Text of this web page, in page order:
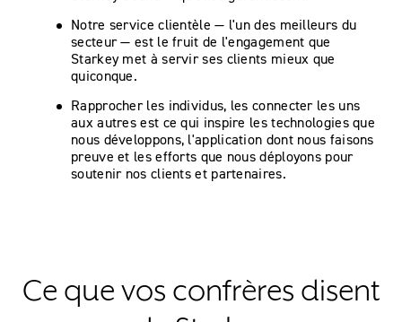
Notre service clientèle — l'un des meilleurs du
secteur — est le fruit de l'engagement que
Starkey met à servir ses clients mieux que
quiconque.
Rapprocher les individus, les connecter les uns
aux autres est ce qui inspire les technologies que
nous développons, l'application dont nous faisons
preuve et les efforts que nous déployons pour
soutenir nos clients et partenaires.
Ce que vos confrères disent